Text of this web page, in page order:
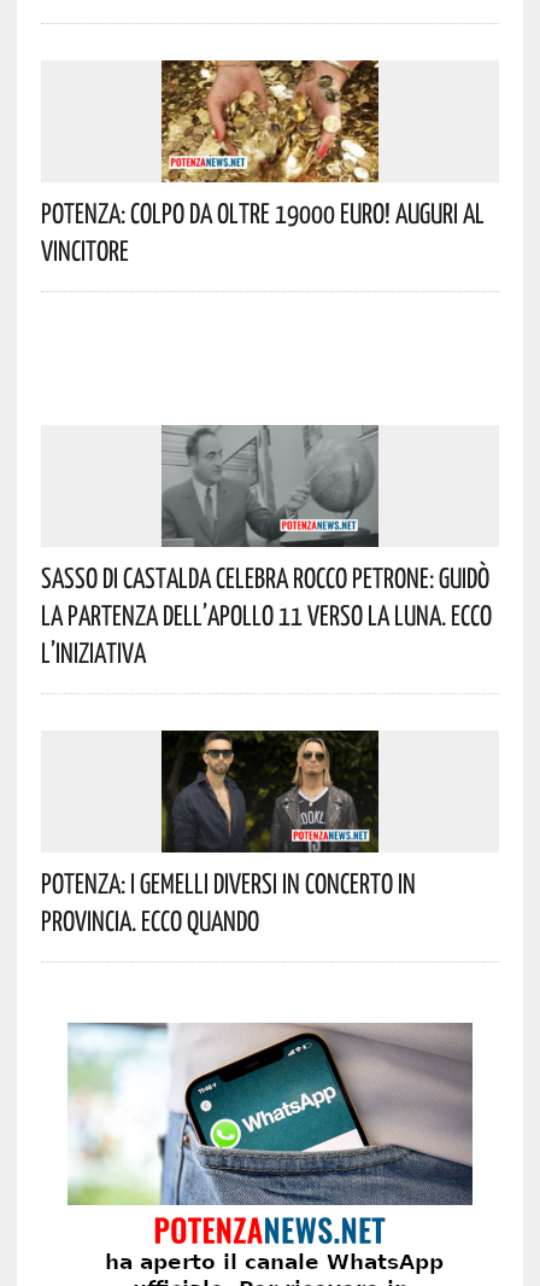
Potenza: Colpo Da Oltre 19000 Euro! Auguri Al
Vincitore
Sasso Di Castalda Celebra Rocco Petrone: Guidò
La Partenza Dell’Apollo 11 Verso La Luna. Ecco
L’iniziativa
Potenza: I Gemelli DiVersi In Concerto In
Provincia. Ecco Quando